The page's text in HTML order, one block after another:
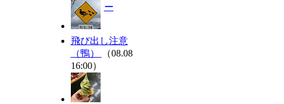
飛び出し注意
（鴨）
（08.08
16:00）
ー